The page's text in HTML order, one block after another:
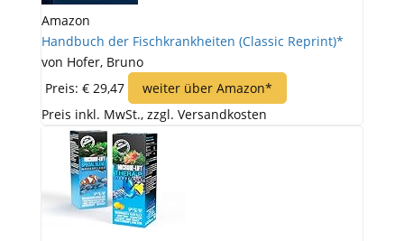
Amazon
Handbuch der Fischkrankheiten (Classic Reprint)*
von Hofer, Bruno
Preis: € 29,47
weiter über Amazon*
Preis inkl. MwSt., zzgl. Versandkosten